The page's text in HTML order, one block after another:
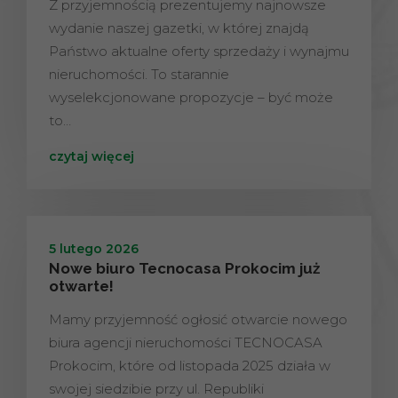
Z przyjemnością prezentujemy najnowsze
wydanie naszej gazetki, w której znajdą
Państwo aktualne oferty sprzedaży i wynajmu
nieruchomości. To starannie
wyselekcjonowane propozycje – być może
to…
czytaj więcej
5 lutego 2026
Nowe biuro Tecnocasa Prokocim już
otwarte!
Mamy przyjemność ogłosić otwarcie nowego
biura agencji nieruchomości TECNOCASA
Prokocim, które od listopada 2025 działa w
swojej siedzibie przy ul. Republiki